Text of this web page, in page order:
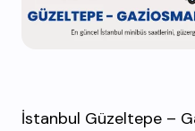
İstanbul Güzeltepe –